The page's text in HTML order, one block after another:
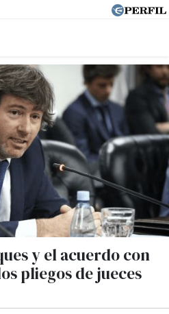
y el acuerdo con
pliegos de jueces